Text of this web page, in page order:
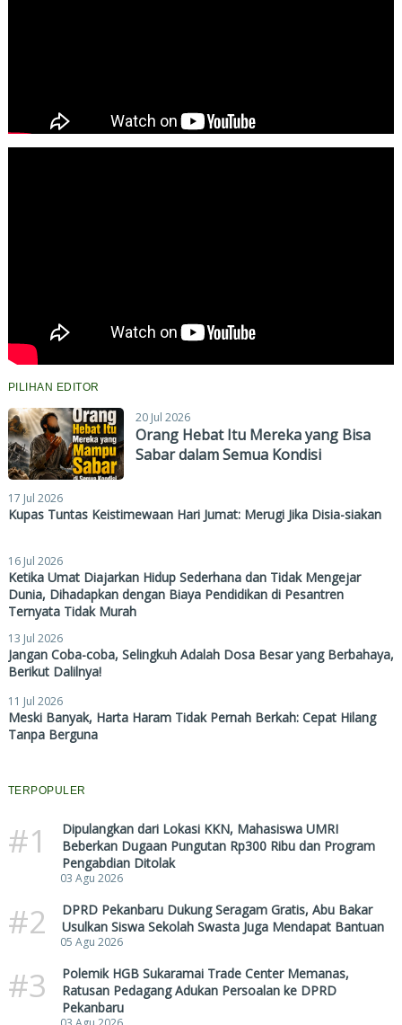
PILIHAN EDITOR
20 Jul 2026
Orang Hebat Itu Mereka yang Bisa
Sabar dalam Semua Kondisi
17 Jul 2026
Kupas Tuntas Keistimewaan Hari Jumat: Merugi Jika Disia-siakan
16 Jul 2026
Ketika Umat Diajarkan Hidup Sederhana dan Tidak Mengejar
Dunia, Dihadapkan dengan Biaya Pendidikan di Pesantren
Ternyata Tidak Murah
13 Jul 2026
Jangan Coba-coba, Selingkuh Adalah Dosa Besar yang Berbahaya,
Berikut Dalilnya!
11 Jul 2026
Meski Banyak, Harta Haram Tidak Pernah Berkah: Cepat Hilang
Tanpa Berguna
TERPOPULER
#1
Dipulangkan dari Lokasi KKN, Mahasiswa UMRI
Beberkan Dugaan Pungutan Rp300 Ribu dan Program
Pengabdian Ditolak
03 Agu 2026
#2
DPRD Pekanbaru Dukung Seragam Gratis, Abu Bakar
Usulkan Siswa Sekolah Swasta Juga Mendapat Bantuan
05 Agu 2026
#3
Polemik HGB Sukaramai Trade Center Memanas,
Ratusan Pedagang Adukan Persoalan ke DPRD
Pekanbaru